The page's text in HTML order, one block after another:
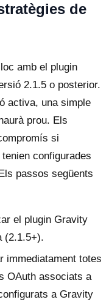
de
amb el plugin
2.1.5 o posterior.
activa, una simple
prou. Els
si
configurades
passos següents
el plugin Gravity
(2.1.5+).
immediatament totes
OAuth associats a
a Gravity